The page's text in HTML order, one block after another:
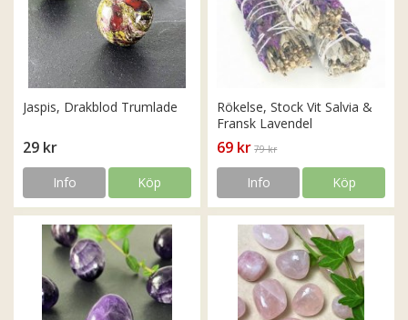
Jaspis, Drakblod Trumlade
29 kr
Info Köp
Rökelse, Stock Vit Salvia &
Fransk Lavendel
69 kr 79 kr
Info Köp